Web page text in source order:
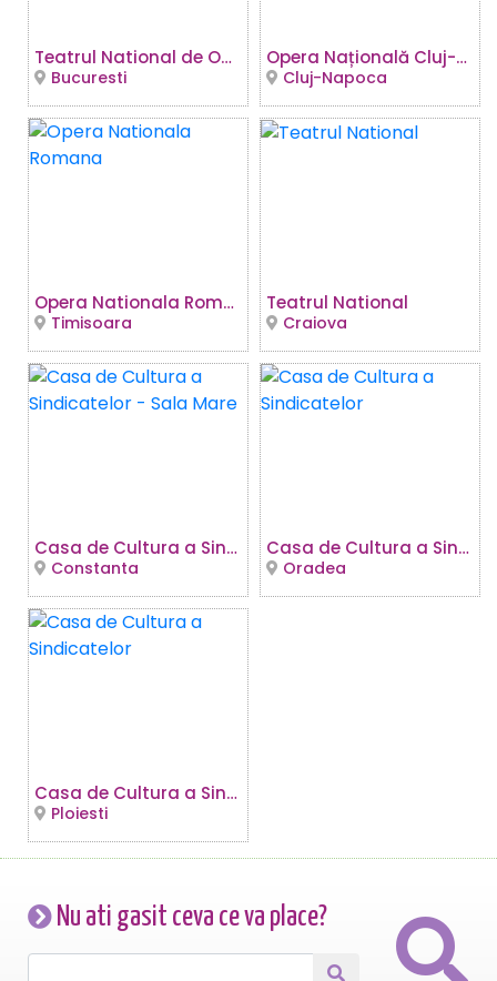
Teatrul National de Opereta si Musical Ion Dacian
Bucuresti
Opera Națională Cluj-Napoca
Cluj-Napoca
Opera Nationala Romana
Timisoara
Teatrul National
Craiova
Casa de Cultura a Sindicatelor - Sala Mare
Constanta
Casa de Cultura a Sindicatelor
Oradea
Casa de Cultura a Sindicatelor
Ploiesti
Nu ati gasit ceva ce va place?